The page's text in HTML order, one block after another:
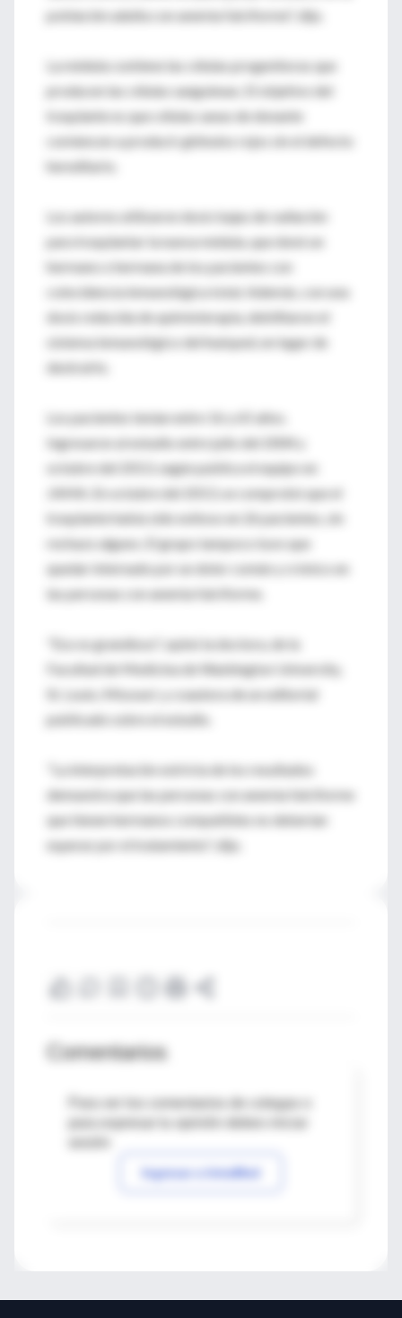
población adulta con anemia falciforme", dijo.
La médula contiene las células progenitoras que
producen las células sanguíneas. El objetivo del
trasplante es que células sanas de donante
comiencen a producir glóbulos rojos sin el defecto
hereditario.
Los autores utilizaron dosis bajas de radiación
para trasplantar la nueva médula, que donó un
hermano o hermana de los pacientes con
coincidencia inmunológica total. Además, con una
dosis reducida de quimioterapia, debilitaron el
sistema inmunológico del huésped, en lugar de
destruirlo.
Los pacientes tenían entre 16 y 65 años.
Ingresaron al estudio entre julio del 2004 y
octubre del 2013, según publica el equipo en
JAMA. En octubre del 2013, se comprobó que el
trasplante había sido exitoso en 26 pacientes, sin
rechazo alguno. El grupo tampoco tuvo que
quedar internado por un dolor común y crónico en
las personas con anemia falciforme.
"Eso es grandioso", opinó la doctora, de la
Facultad de Medicina de Washington University,
St. Louis, Missouri, y coautora de un editorial
publicado sobre el estudio.
"La interpretación estricta de los resultados
demuestra que las personas con anemia falciforme
que tienen hermanos compatibles no deberían
esperar por el tratamiento", dijo.
Comentarios
Para ver los comentarios de colegas o
Ingresar a IntraMed